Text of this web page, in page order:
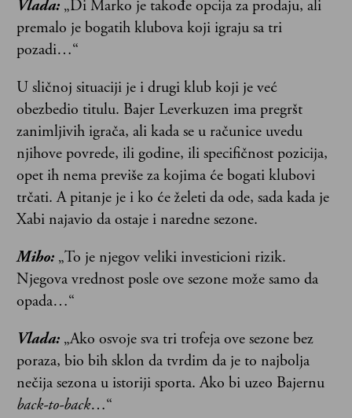
Vlada: „Di Marko je takođe opcija za prodaju, ali
premalo je bogatih klubova koji igraju sa tri
pozadi…“
U sličnoj situaciji je i drugi klub koji je već
obezbedio titulu. Bajer Leverkuzen ima pregršt
zanimljivih igrača, ali kada se u računice uvedu
njihove povrede, ili godine, ili specifičnost pozicija,
opet ih nema previše za kojima će bogati klubovi
trčati. A pitanje je i ko će želeti da ode, sada kada je
Xabi najavio da ostaje i naredne sezone.
Miho: „To je njegov veliki investicioni rizik.
Njegova vrednost posle ove sezone može samo da
opada…“
Vlada: „Ako osvoje sva tri trofeja ove sezone bez
poraza, bio bih sklon da tvrdim da je to najbolja
nečija sezona u istoriji sporta. Ako bi uzeo Bajernu
back-to-back…“